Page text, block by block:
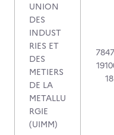
UNION
DES
INDUST
RIES ET
DES
METIERS
DE LA
METALLU
RGIE
(UIMM)
18